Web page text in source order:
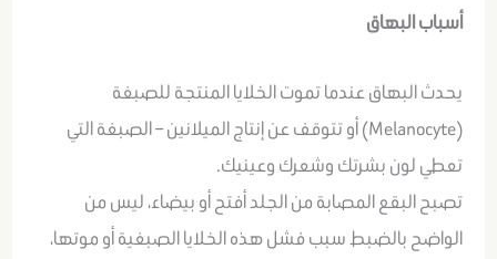
أسباب البهاق
يحدث البهاق عندما تموت الخلايا المنتجة للصبغة
(Melanocyte) أو تتوقف عن إنتاج الميلانين – الصبغة التي
تعطي لون بشرتك وشعرك وعينيك.
تصبح البقع المصابة من الجلد أفتح أو بيضاء، ليس من
الواضح بالضبط سبب فشل هذه الخلايا الصبغية أو موتها،